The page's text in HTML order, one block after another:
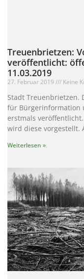
Treuenbrietzen:
veröffentlicht:
11.03.2019
27. Februar 2019 Keine
Stadt Treuenbrietzen.
für Bürgerinformation
erstmals
wird diese vorgestellt.
Weiterlesen »